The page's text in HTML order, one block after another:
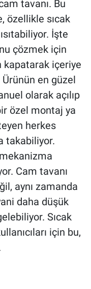
tavanı. Bu
özellikle sıcak
İşte
çözmek için
kapatarak içeriye
Ürünün en güzel
olarak açılıp
özel montaj ya
herkes
takabiliyor.
Cam tavanı
aynı zamanda
daha düşük
Sıcak
için bu,